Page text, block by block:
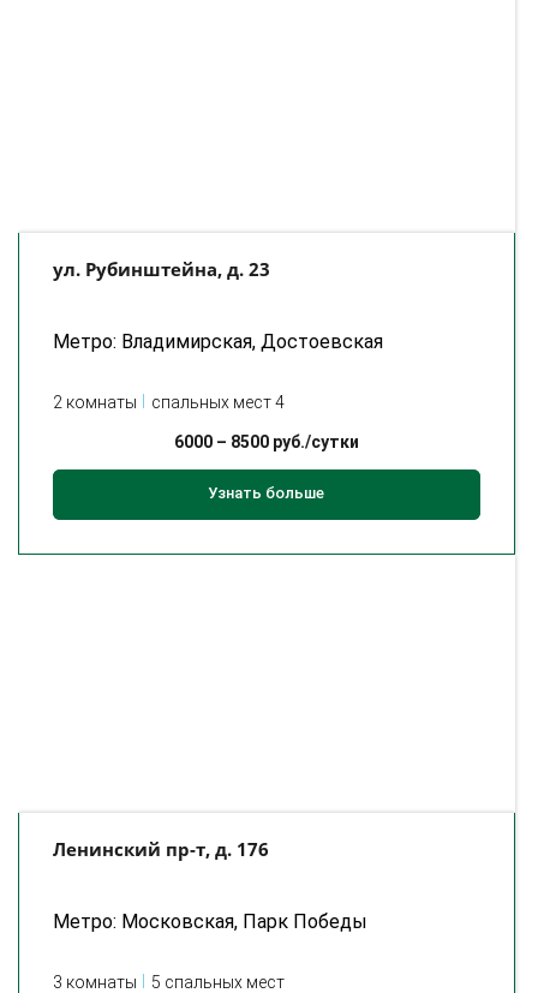
ул. Рубинштейна, д. 23
Метро: Владимирская, Достоевская
2 комнаты спальных мест 4
6000– 8500руб./сутки
Узнать больше
Ленинский пр-т, д. 176
Метро: Московская, Парк Победы
3 комнаты 5 спальных мест